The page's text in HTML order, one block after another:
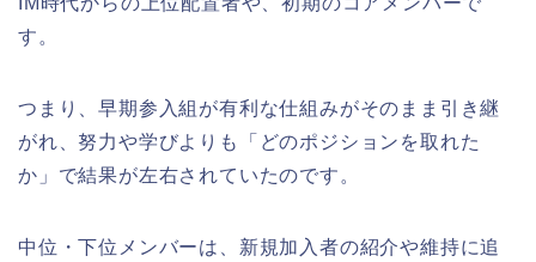
す。
つまり、早期参入組が有利な仕組みがそのまま引き継
がれ、努力や学びよりも「どのポジションを取れた
か」で結果が左右されていたのです。
中位・下位メンバーは、新規加入者の紹介や維持に追